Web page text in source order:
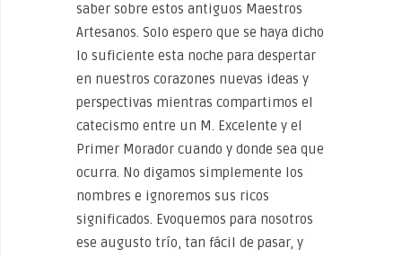
saber sobre estos antiguos Maestros
Artesanos. Solo espero que se haya dicho
lo suficiente esta noche para despertar
en nuestros corazones nuevas ideas y
perspectivas mientras compartimos el
catecismo entre un M. Excelente y el
Primer Morador cuando y donde sea que
ocurra. No digamos simplemente los
nombres e ignoremos sus ricos
significados. Evoquemos para nosotros
ese augusto trío, tan fácil de pasar, y